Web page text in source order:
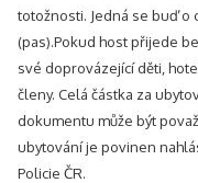
totožnosti. Jedná se buď
(pas).Pokud host přijede
své doprovázející děti,
členy. Celá částka za
dokumentu může být
ubytování je povinen
Policie ČR.